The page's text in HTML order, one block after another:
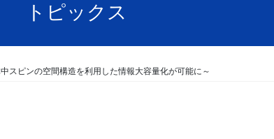
トピックス
スピンの空間構造を利用した情報大容量化が可能に～